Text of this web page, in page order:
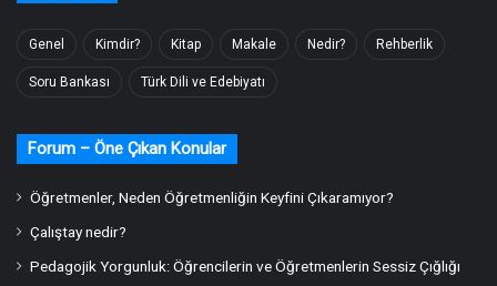
Genel Kimdir? Kitap Makale Nedir? Rehberlik
Soru Bankası Türk Dili ve Edebiyatı
Forum – Öne Çıkan Konular
Öğretmenler, Neden Öğretmenliğin Keyfini Çıkaramıyor?
Çalıştay nedir?
Pedagojik Yorgunluk: Öğrencilerin ve Öğretmenlerin Sessiz Çığlığı